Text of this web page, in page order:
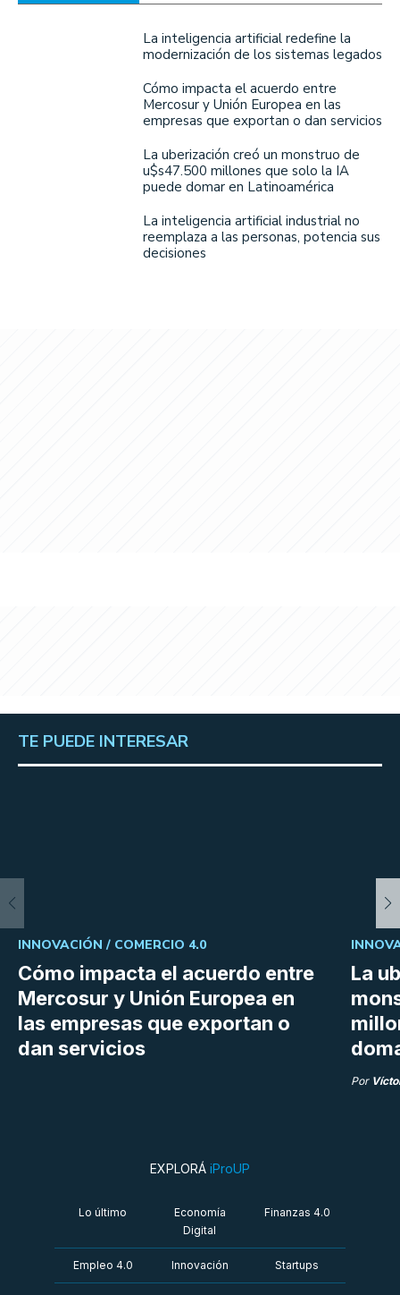
La inteligencia artificial redefine la
modernización de los sistemas legados
Cómo impacta el acuerdo entre
Mercosur y Unión Europea en las
empresas que exportan o dan servicios
La uberización creó un monstruo de
u$s47.500 millones que solo la IA
puede domar en Latinoamérica
La inteligencia artificial industrial no
reemplaza a las personas, potencia sus
decisiones
TE PUEDE INTERESAR
Cómo impacta el acuerdo entre
Mercosur y Unión Europea en
las empresas que exportan o
dan servicios
INNOVACIÓN / COMERCIO 4.0
La
Por
EXPLORÁ iProUP
Lo último
Economía
Digital
Finanzas 4.0
Empleo 4.0 Innovación Startups